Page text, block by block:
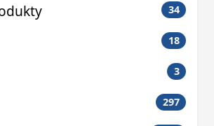
34
18
3
297